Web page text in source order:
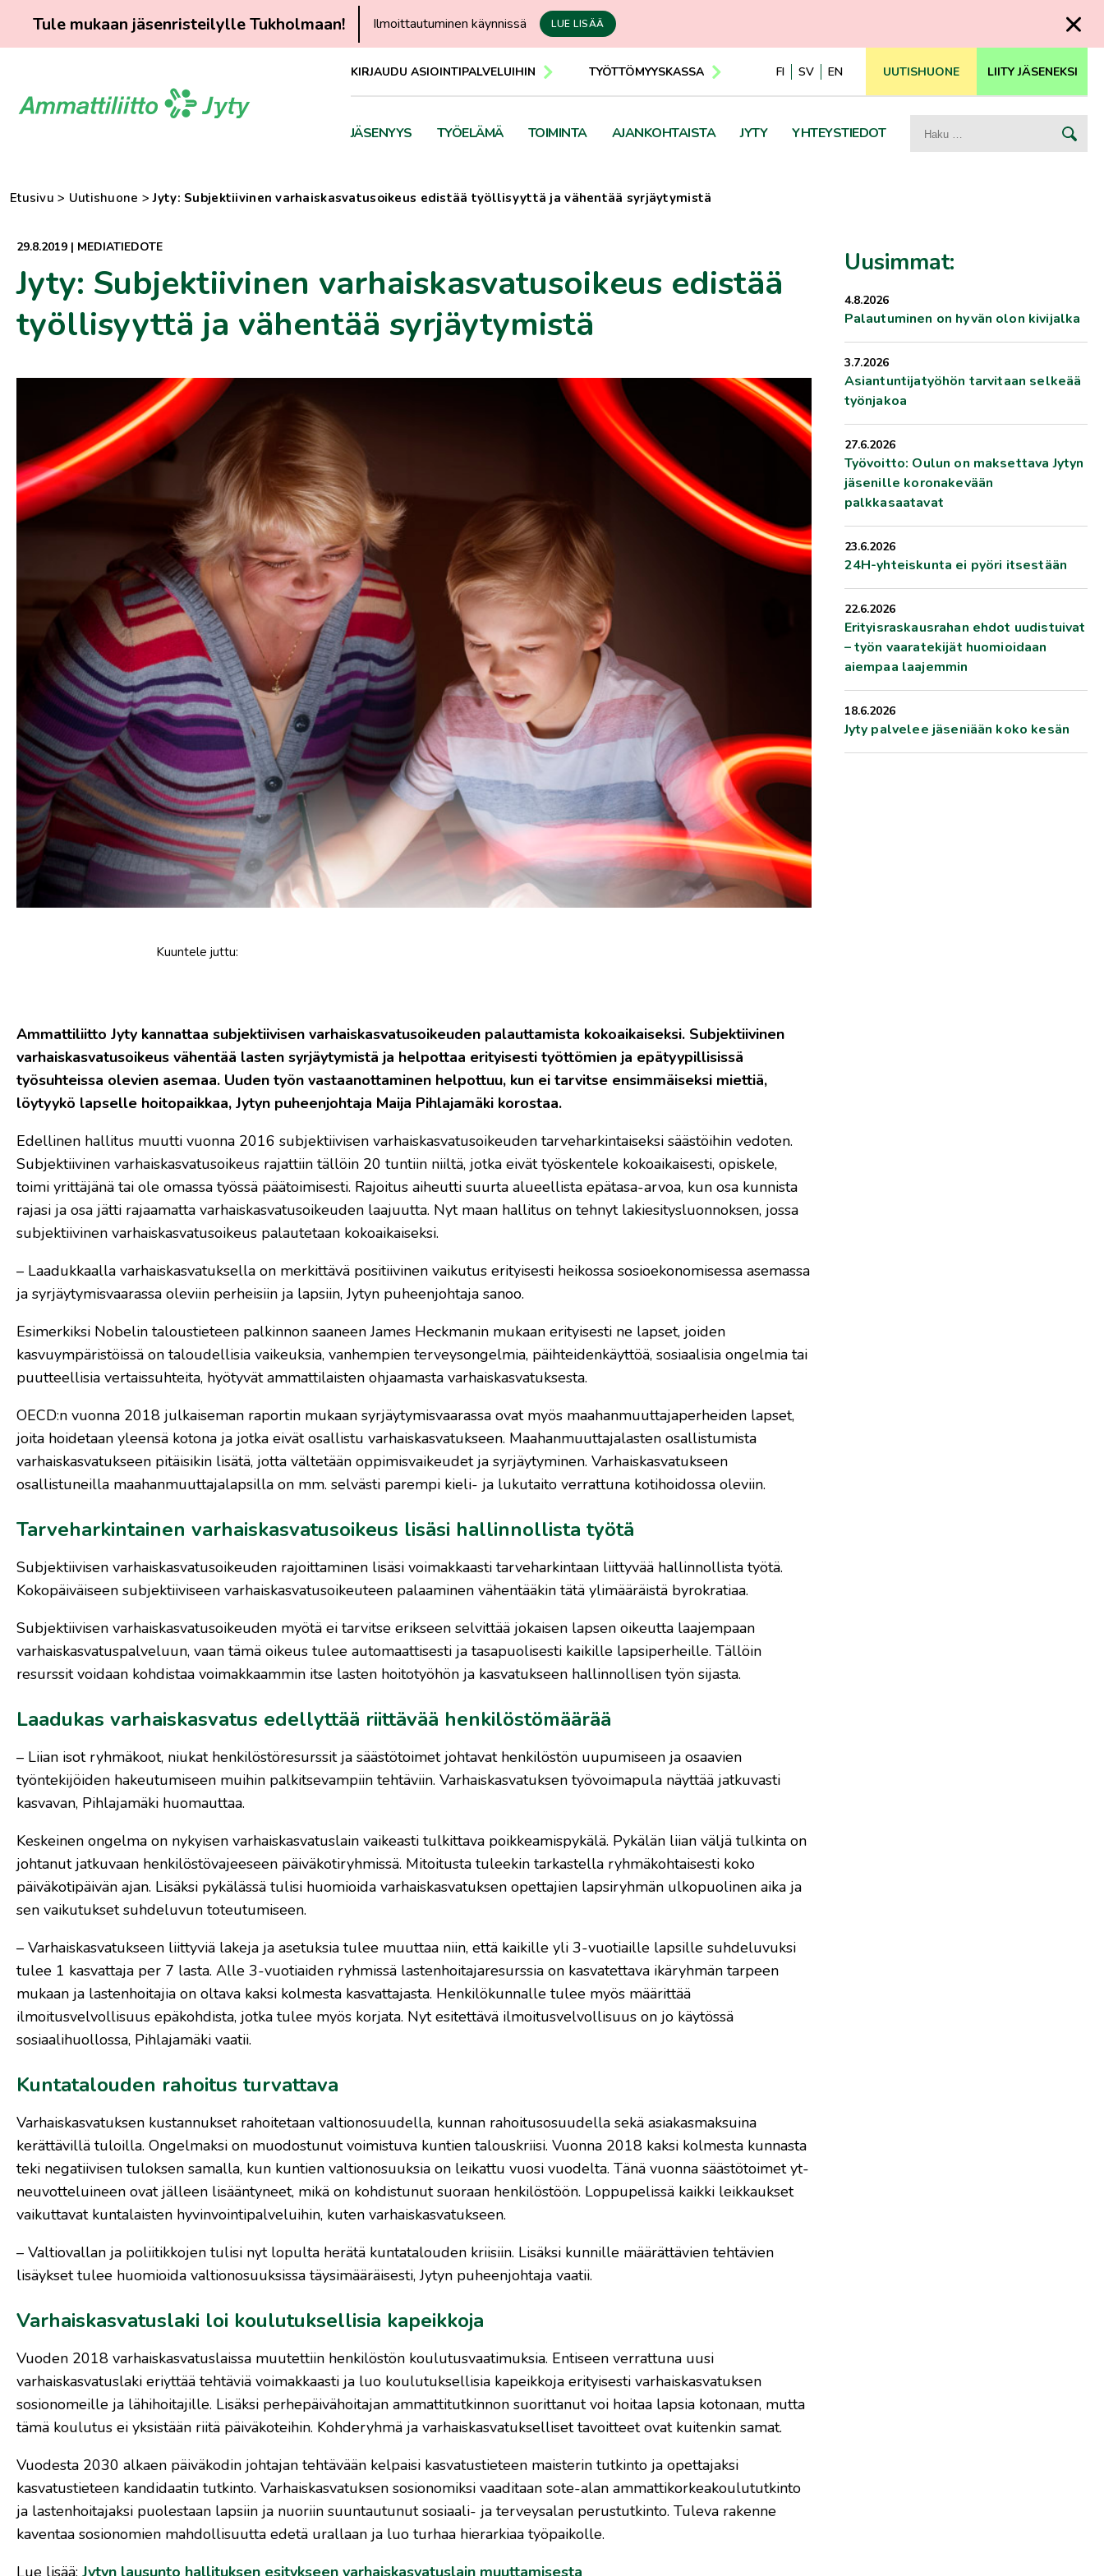
Tule mukaan jäsenristeilylle Tukholmaan! Ilmoittautuminen käynnissä LUE LISÄÄ
sisältöön
KIRJAUDU ASIOINTIPALVELUIHIN TYÖTTÖMYYSKASSA FI SV EN UUTISHUONE LIITY JÄSENEKSI
JÄSENYYS TYÖELÄMÄ TOIMINTA AJANKOHTAISTA JYTY YHTEYSTIEDOT Haku:
Etusivu > Uutishuone >Jyty: Subjektiivinen varhaiskasvatusoikeus edistää työllisyyttä ja vähentää syrjäytymistä
29.8.2019 | MEDIATIEDOTE
Jyty: Subjektiivinen varhaiskasvatusoikeus edistää
työllisyyttä ja vähentää syrjäytymistä
Kuuntele juttu:
Ammattiliitto Jyty kannattaa subjektiivisen varhaiskasvatusoikeuden palauttamista kokoaikaiseksi. Subjektiivinen
varhaiskasvatusoikeus vähentää lasten syrjäytymistä ja helpottaa erityisesti työttömien ja epätyypillisissä
työsuhteissa olevien asemaa. Uuden työn vastaanottaminen helpottuu, kun ei tarvitse ensimmäiseksi miettiä,
löytyykö lapselle hoitopaikkaa, Jytyn puheenjohtaja Maija Pihlajamäki korostaa.
Edellinen hallitus muutti vuonna 2016 subjektiivisen varhaiskasvatusoikeuden tarveharkintaiseksi säästöihin vedoten.
Subjektiivinen varhaiskasvatusoikeus rajattiin tällöin 20 tuntiin niiltä, jotka eivät työskentele kokoaikaisesti, opiskele,
toimi yrittäjänä tai ole omassa työssä päätoimisesti. Rajoitus aiheutti suurta alueellista epätasa-arvoa, kun osa kunnista
rajasi ja osa jätti rajaamatta varhaiskasvatusoikeuden laajuutta. Nyt maan hallitus on tehnyt lakiesitysluonnoksen, jossa
subjektiivinen varhaiskasvatusoikeus palautetaan kokoaikaiseksi.
– Laadukkaalla varhaiskasvatuksella on merkittävä positiivinen vaikutus erityisesti heikossa sosioekonomisessa asemassa
ja syrjäytymisvaarassa oleviin perheisiin ja lapsiin, Jytyn puheenjohtaja sanoo.
Esimerkiksi Nobelin taloustieteen palkinnon saaneen James Heckmanin mukaan erityisesti ne lapset, joiden
kasvuympäristöissä on taloudellisia vaikeuksia, vanhempien terveysongelmia, päihteidenkäyttöä, sosiaalisia ongelmia tai
puutteellisia vertaissuhteita, hyötyvät ammattilaisten ohjaamasta varhaiskasvatuksesta.
OECD:n vuonna 2018 julkaiseman raportin mukaan syrjäytymisvaarassa ovat myös maahanmuuttajaperheiden lapset,
joita hoidetaan yleensä kotona ja jotka eivät osallistu varhaiskasvatukseen. Maahanmuuttajalasten osallistumista
varhaiskasvatukseen pitäisikin lisätä, jotta vältetään oppimisvaikeudet ja syrjäytyminen. Varhaiskasvatukseen
osallistuneilla maahanmuuttajalapsilla on mm. selvästi parempi kieli- ja lukutaito verrattuna kotihoidossa oleviin.
Tarveharkintainen varhaiskasvatusoikeus lisäsi hallinnollista työtä
Subjektiivisen varhaiskasvatusoikeuden rajoittaminen lisäsi voimakkaasti tarveharkintaan liittyvää hallinnollista työtä.
Kokopäiväiseen subjektiiviseen varhaiskasvatusoikeuteen palaaminen vähentääkin tätä ylimääräistä byrokratiaa.
Subjektiivisen varhaiskasvatusoikeuden myötä ei tarvitse erikseen selvittää jokaisen lapsen oikeutta laajempaan
varhaiskasvatuspalveluun, vaan tämä oikeus tulee automaattisesti ja tasapuolisesti kaikille lapsiperheille. Tällöin
resurssit voidaan kohdistaa voimakkaammin itse lasten hoitotyöhön ja kasvatukseen hallinnollisen työn sijasta.
Laadukas varhaiskasvatus edellyttää riittävää henkilöstömäärää
– Liian isot ryhmäkoot, niukat henkilöstöresurssit ja säästötoimet johtavat henkilöstön uupumiseen ja osaavien
työntekijöiden hakeutumiseen muihin palkitsevampiin tehtäviin. Varhaiskasvatuksen työvoimapula näyttää jatkuvasti
kasvavan, Pihlajamäki huomauttaa.
Keskeinen ongelma on nykyisen varhaiskasvatuslain vaikeasti tulkittava poikkeamispykälä. Pykälän liian väljä tulkinta on
johtanut jatkuvaan henkilöstövajeeseen päiväkotiryhmissä. Mitoitusta tuleekin tarkastella ryhmäkohtaisesti koko
päiväkotipäivän ajan. Lisäksi pykälässä tulisi huomioida varhaiskasvatuksen opettajien lapsiryhmän ulkopuolinen aika ja
sen vaikutukset suhdeluvun toteutumiseen.
– Varhaiskasvatukseen liittyviä lakeja ja asetuksia tulee muuttaa niin, että kaikille yli 3-vuotiaille lapsille suhdeluvuksi
tulee 1 kasvattaja per 7 lasta. Alle 3-vuotiaiden ryhmissä lastenhoitajaresurssia on kasvatettava ikäryhmän tarpeen
mukaan ja lastenhoitajia on oltava kaksi kolmesta kasvattajasta. Henkilökunnalle tulee myös määrittää
ilmoitusvelvollisuus epäkohdista, jotka tulee myös korjata. Nyt esitettävä ilmoitusvelvollisuus on jo käytössä
sosiaalihuollossa, Pihlajamäki vaatii.
Kuntatalouden rahoitus turvattava
Varhaiskasvatuksen kustannukset rahoitetaan valtionosuudella, kunnan rahoitusosuudella sekä asiakasmaksuina
kerättävillä tuloilla. Ongelmaksi on muodostunut voimistuva kuntien talouskriisi. Vuonna 2018 kaksi kolmesta kunnasta
teki negatiivisen tuloksen samalla, kun kuntien valtionosuuksia on leikattu vuosi vuodelta. Tänä vuonna säästötoimet yt-
neuvotteluineen ovat jälleen lisääntyneet, mikä on kohdistunut suoraan henkilöstöön. Loppupelissä kaikki leikkaukset
vaikuttavat kuntalaisten hyvinvointipalveluihin, kuten varhaiskasvatukseen.
– Valtiovallan ja poliitikkojen tulisi nyt lopulta herätä kuntatalouden kriisiin. Lisäksi kunnille määrättävien tehtävien
lisäykset tulee huomioida valtionosuuksissa täysimääräisesti, Jytyn puheenjohtaja vaatii.
Varhaiskasvatuslaki loi koulutuksellisia kapeikkoja
Vuoden 2018 varhaiskasvatuslaissa muutettiin henkilöstön koulutusvaatimuksia. Entiseen verrattuna uusi
varhaiskasvatuslaki eriyttää tehtäviä voimakkaasti ja luo koulutuksellisia kapeikkoja erityisesti varhaiskasvatuksen
sosionomeille ja lähihoitajille. Lisäksi perhepäivähoitajan ammattitutkinnon suorittanut voi hoitaa lapsia kotonaan, mutta
tämä koulutus ei yksistään riitä päiväkoteihin. Kohderyhmä ja varhaiskasvatukselliset tavoitteet ovat kuitenkin samat.
Vuodesta 2030 alkaen päiväkodin johtajan tehtävään kelpaisi kasvatustieteen maisterin tutkinto ja opettajaksi
kasvatustieteen kandidaatin tutkinto. Varhaiskasvatuksen sosionomiksi vaaditaan sote-alan ammattikorkeakoulututkinto
ja lastenhoitajaksi puolestaan lapsiin ja nuoriin suuntautunut sosiaali- ja terveysalan perustutkinto. Tuleva rakenne
kaventaa sosionomien mahdollisuutta edetä urallaan ja luo turhaa hierarkiaa työpaikolle.
Lue lisää: Jytyn lausunto hallituksen esitykseen varhaiskasvatuslain muuttamisesta
Uusimmat:
4.8.2026
Palautuminen on hyvän olon kivijalka
3.7.2026
Asiantuntijatyöhön tarvitaan selkeää
työnjakoa
27.6.2026
Työvoitto: Oulun on maksettava Jytyn
jäsenille koronakevään
palkkasaatavat
23.6.2026
24H-yhteiskunta ei pyöri itsestään
22.6.2026
Erityisraskausrahan ehdot uudistuivat
– työn vaaratekijät huomioidaan
aiempaa laajemmin
18.6.2026
Jyty palvelee jäseniään koko kesän